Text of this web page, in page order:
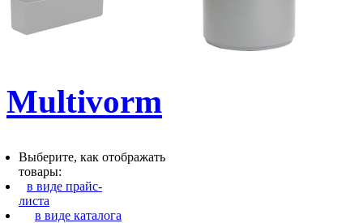
Multivorm
Выберите, как отображать
товары:
в виде прайс-
листа
в виде каталога